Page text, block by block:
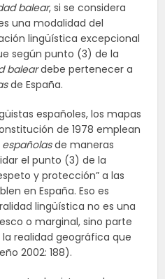
balear, si se considera
una modalidad del
lingüística excepcional
según punto (3) de la
baleardebe pertenecer a
de España.
españoles, los mapas
de 1978 emplean
españolasde maneras
el punto (3) de la
y protección” a las
en España. Eso es
lingüística no es una
o marginal, sino parte
realidad geográfica que
2002: 188).